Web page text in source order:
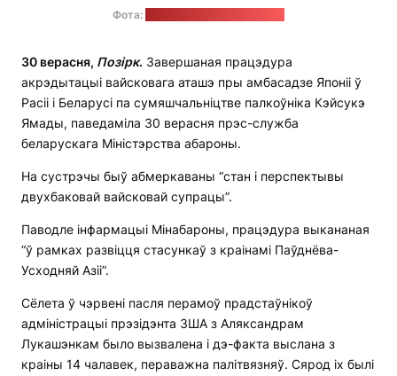
Фота:
30 верасня, Позірк. Завершаная працэдура
акрэдытацыі вайсковага аташэ пры амбасадзе Японіі ў
Расіі і Беларусі па сумяшчальніцтве палкоўніка Кэйсукэ
Ямады, паведаміла 30 верасня прэс-служба
беларускага Міністэрства абароны.
На сустрэчы быў абмеркаваны “стан і перспектывы
двухбаковай вайсковай супрацы”.
Паводле інфармацыі Мінабароны, працэдура выкананая
“ў рамках развіцця стасункаў з краінамі Паўднёва-
Усходняй Азіі”.
Сёлета ў чэрвені пасля перамоў прадстаўнікоў
адміністрацыі прэзідэнта ЗША з Аляксандрам
Лукашэнкам было вызвалена і дэ-факта выслана з
краіны 14 чалавек, пераважна палітвязняў. Сярод іх былі